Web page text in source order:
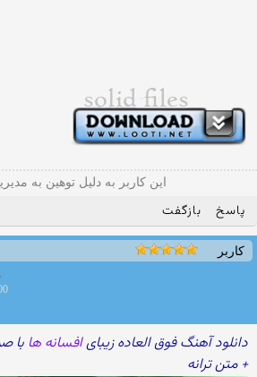
این کاربر به دلیل توهین به
پاسخ بازگفت
کاربر
دانلود آهنگ فوق العاده زیبایافسانه ها با
+ متن ترانه